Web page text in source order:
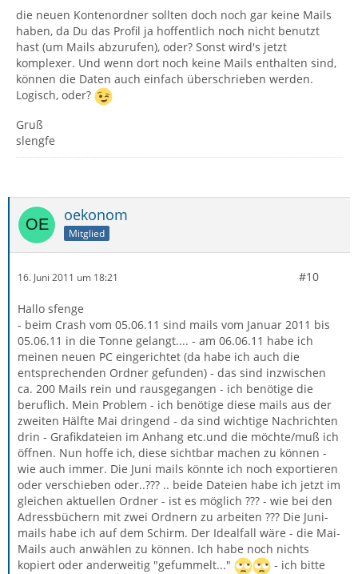
die neuen Kontenordner sollten doch noch gar keine Mails
haben, da Du das Profil ja hoffentlich noch nicht benutzt
hast (um Mails abzurufen), oder? Sonst wird's jetzt
komplexer. Und wenn dort noch keine Mails enthalten sind,
können die Daten auch einfach überschrieben werden.
Logisch, oder?
Gruß
slengfe
oekonom
Mitglied
16. Juni 2011 um 18:21 #10
Hallo sfenge
- beim Crash vom 05.06.11 sind mails vom Januar 2011 bis
05.06.11 in die Tonne gelangt.... - am 06.06.11 habe ich
meinen neuen PC eingerichtet (da habe ich auch die
entsprechenden Ordner gefunden) - das sind inzwischen
ca. 200 Mails rein und rausgegangen - ich benötige die
beruflich. Mein Problem - ich benötige diese mails aus der
zweiten Hälfte Mai dringend - da sind wichtige Nachrichten
drin - Grafikdateien im Anhang etc.und die möchte/muß ich
öffnen. Nun hoffe ich, diese sichtbar machen zu können -
wie auch immer. Die Juni mails könnte ich noch exportieren
oder verschieben oder..??? .. beide Dateien habe ich jetzt im
gleichen aktuellen Ordner - ist es möglich ??? - wie bei den
Adressbüchern mit zwei Ordnern zu arbeiten ??? Die Juni-
mails habe ich auf dem Schirm. Der Idealfall wäre - die Mai-
Mails auch anwählen zu können. Ich habe noch nichts
kopiert oder anderweitig "gefummelt..."
- ich bitte